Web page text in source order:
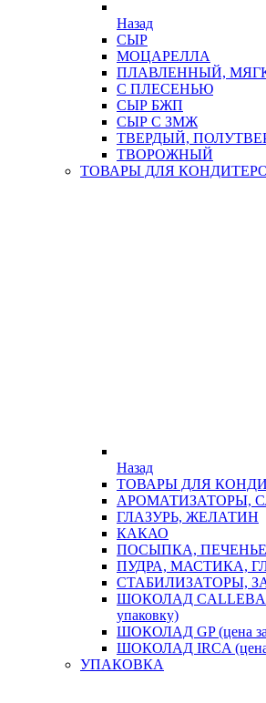
Назад
СЫР
МОЦАРЕЛЛА
ПЛАВЛЕННЫЙ,
С ПЛЕСЕНЬЮ
СЫР БЖП
СЫР С ЗМЖ
ТВЕРДЫЙ,
ТВОРОЖНЫЙ
ТОВАРЫ ДЛЯ
Назад
ТОВАРЫ ДЛЯ
АРОМАТИЗАТОРЫ,
ГЛАЗУРЬ, ЖЕЛАТИН
КАКАО
ПОСЫПКА,
ПУДРА, МАСТИКА,
СТАБИЛИЗАТОРЫ,
ШОКОЛАД
упаковку)
ШОКОЛАД GP (цена за
ШОКОЛАД IRCA (цена
УПАКОВКА